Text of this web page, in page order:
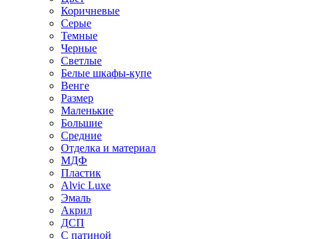
Коричневые
Серые
Темные
Черные
Светлые
Белые шкафы-купе
Венге
Размер
Маленькие
Большие
Средние
Отделка и материал
МДФ
Пластик
Alvic Luxe
Эмаль
Акрил
ДСП
С патиной